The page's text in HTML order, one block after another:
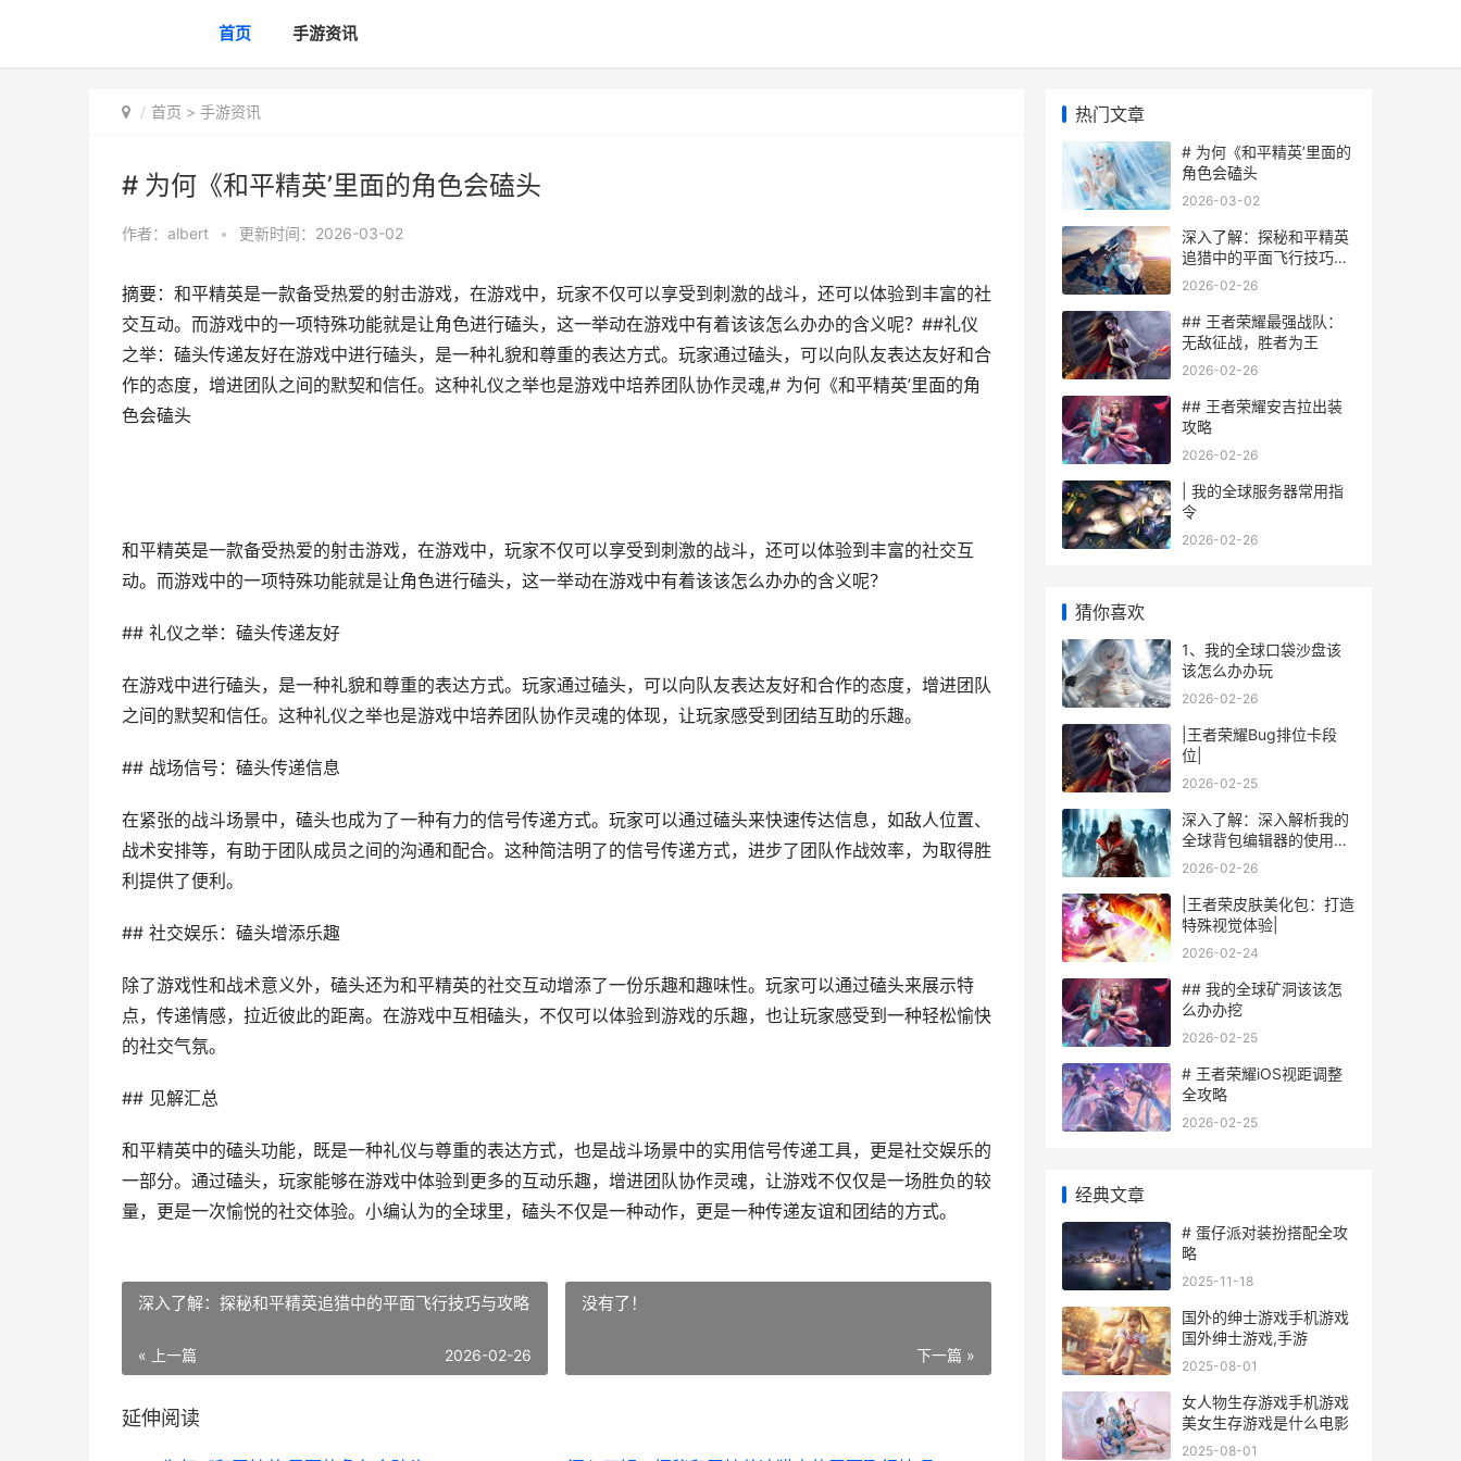
首页 手游资讯
首页 > 手游资讯
# 为何《和平精英’里面的角色会磕头
作者： albert • 更新时间：2026-03-02
摘要：和平精英是一款备受热爱的射击游戏，在游戏中，玩家不仅可以享受到刺激的战斗，还可以体验到丰富的社
交互动。而游戏中的一项特殊功能就是让角色进行磕头，这一举动在游戏中有着该该怎么办办的含义呢？##礼仪
之举：磕头传递友好在游戏中进行磕头，是一种礼貌和尊重的表达方式。玩家通过磕头，可以向队友表达友好和合
作的态度，增进团队之间的默契和信任。这种礼仪之举也是游戏中培养团队协作灵魂,# 为何《和平精英’里面的角
色会磕头
和平精英是一款备受热爱的射击游戏，在游戏中，玩家不仅可以享受到刺激的战斗，还可以体验到丰富的社交互
动。而游戏中的一项特殊功能就是让角色进行磕头，这一举动在游戏中有着该该怎么办办的含义呢？
## 礼仪之举：磕头传递友好
在游戏中进行磕头，是一种礼貌和尊重的表达方式。玩家通过磕头，可以向队友表达友好和合作的态度，增进团队
之间的默契和信任。这种礼仪之举也是游戏中培养团队协作灵魂的体现，让玩家感受到团结互助的乐趣。
## 战场信号：磕头传递信息
在紧张的战斗场景中，磕头也成为了一种有力的信号传递方式。玩家可以通过磕头来快速传达信息，如敌人位置、
战术安排等，有助于团队成员之间的沟通和配合。这种简洁明了的信号传递方式，进步了团队作战效率，为取得胜
利提供了便利。
## 社交娱乐：磕头增添乐趣
除了游戏性和战术意义外，磕头还为和平精英的社交互动增添了一份乐趣和趣味性。玩家可以通过磕头来展示特
点，传递情感，拉近彼此的距离。在游戏中互相磕头，不仅可以体验到游戏的乐趣，也让玩家感受到一种轻松愉快
的社交气氛。
## 见解汇总
和平精英中的磕头功能，既是一种礼仪与尊重的表达方式，也是战斗场景中的实用信号传递工具，更是社交娱乐的
一部分。通过磕头，玩家能够在游戏中体验到更多的互动乐趣，增进团队协作灵魂，让游戏不仅仅是一场胜负的较
量，更是一次愉悦的社交体验。小编认为的全球里，磕头不仅是一种动作，更是一种传递友谊和团结的方式。
深入了解：探秘和平精英追猎中的平面飞行技巧与攻略
« 上一篇 2026-02-26
没有了！
下一篇 »
延伸阅读
热门文章
# 为何《和平精英’里面的
角色会磕头
2026-03-02
深入了解：探秘和平精英
追猎中的平面飞行技巧与
攻略
2026-02-26
## 王者荣耀最强战队：
无敌征战，胜者为王
2026-02-26
## 王者荣耀安吉拉出装
攻略
2026-02-26
| 我的全球服务器常用指
令
2026-02-26
猜你喜欢
1、我的全球口袋沙盘该
该怎么办办玩
2026-02-26
|王者荣耀Bug排位卡段
位|
2026-02-25
深入了解：深入解析我的
全球背包编辑器的使用技
巧
2026-02-26
|王者荣皮肤美化包：打造
特殊视觉体验|
2026-02-24
## 我的全球矿洞该该怎
么办办挖
2026-02-25
# 王者荣耀iOS视距调整
全攻略
2026-02-25
经典文章
# 蛋仔派对装扮搭配全攻
略
2025-11-18
国外的绅士游戏手机游戏
国外绅士游戏,手游
2025-08-01
女人物生存游戏手机游戏
美女生存游戏是什么电影
2025-08-01